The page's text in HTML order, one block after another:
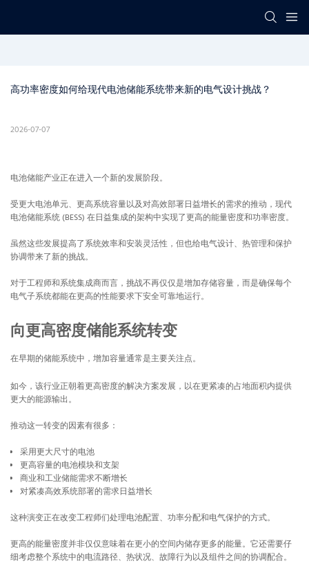
高功率密度如何给现代电池储能系统带来新的电气设计挑战？
2026-07-07
电池储能产业正在进入一个新的发展阶段。
受更大电池单元、更高系统容量以及对高效部署日益增长的需求的推动，现代
电池储能系统 (BESS) 在日益集成的架构中实现了更高的能量密度和功率密度。
虽然这些发展提高了系统效率和安装灵活性，但也给电气设计、热管理和保护
协调带来了新的挑战。
对于工程师和系统集成商而言，挑战不再仅仅是增加存储容量，而是确保每个
电气子系统都能在更高的性能要求下安全可靠地运行。
向更高密度储能系统转变
在早期的储能系统中，增加容量通常是主要关注点。
如今，该行业正朝着更高密度的解决方案发展，以在更紧凑的占地面积内提供
更大的能源输出。
推动这一转变的因素有很多：
采用更大尺寸的电池
更高容量的电池模块和支架
商业和工业储能需求不断增长
对紧凑高效系统部署的需求日益增长
这种演变正在改变工程师们处理电池配置、功率分配和电气保护的方式。
更高的能量密度并非仅仅意味着在更小的空间内储存更多的能量。它还需要仔
细考虑整个系统中的电流路径、热状况、故障行为以及组件之间的协调配合。